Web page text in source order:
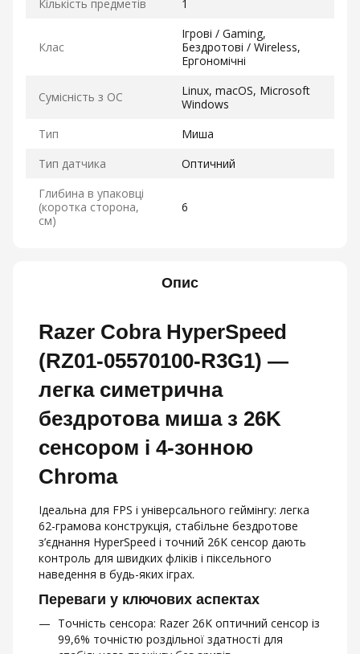
Кількість предметів
1
Клас
Ігрові / Gaming,
Бездротові / Wireless,
Ергономічні
Сумісність з ОС
Linux, macOS, Microsoft
Windows
Тип
Миша
Тип датчика
Оптичний
Глибина в упаковці
(коротка сторона,
см)
6
Опис
Razer Cobra HyperSpeed
(RZ01-05570100-R3G1) —
легка симетрична
бездротова миша з 26K
сенсором і 4‑зонною
Chroma
Ідеальна для FPS і універсального геймінгу: легка
62-грамова конструкція, стабільне бездротове
з’єднання HyperSpeed і точний 26K сенсор дають
контроль для швидких фліків і піксельного
наведення в будь-яких іграх.
Переваги у ключових аспектах
Точність сенсора: Razer 26K оптичний сенсор із
99,6% точністю роздільної здатності для